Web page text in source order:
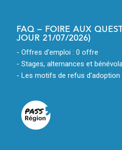
FAQ – FOIRE AUX
JOUR 21/07/2026)
- Offres d'emploi : 0 offre
- Stages, alternances et
- Les motifs de refus d'adoption